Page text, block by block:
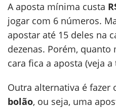
A aposta mínima custa
jogar com 6 números.
apostar até 15 deles na
dezenas. Porém,
cara fica a aposta (veja
Outra alternativa é fazer
bolão, ou seja, uma